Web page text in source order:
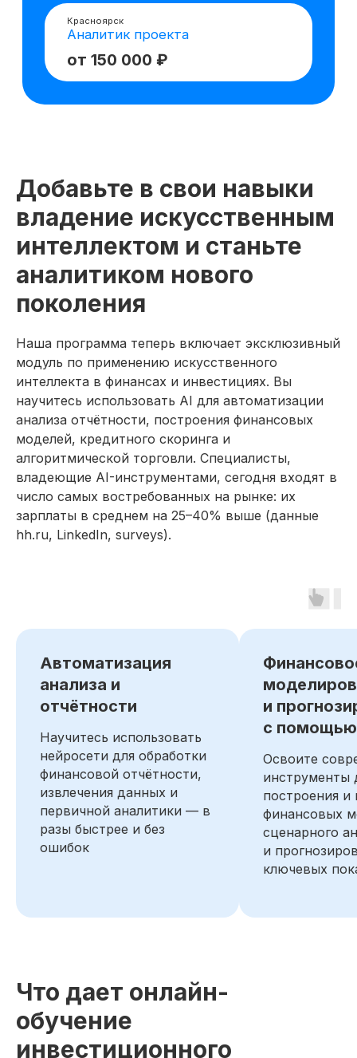
Добавьте в свои навыки
владение искусственным
интеллектом и станьте
аналитиком нового
поколения
Наша программа теперь включает эксклюзивный
модуль по применению искусственного
интеллекта в финансах и инвестициях. Вы
научитесь использовать AI для автоматизации
анализа отчётности, построения финансовых
моделей, кредитного скоринга и
алгоритмической торговли. Специалисты,
владеющие AI-инструментами, сегодня входят в
число самых востребованных на рынке: их
зарплаты в среднем на 25–40% выше (данные
hh.ru, LinkedIn, surveys).
Автоматизация
анализа и
отчётности
Научитесь использовать
нейросети для обработки
финансовой отчётности,
извлечения данных и
первичной аналитики — в
разы быстрее и без
ошибок
и
с
Освоите
инструменты
построения и
финансовых
сценарного
и
ключевых
Что дает онлайн-
обучение
инвестиционного
инвестиционных проектов
Резюме
Инвестиционного
аналитика
Продвинутое финансовое
моделирование в Excel®
Проведение финансового анализа
Оценка стоимости бизнеса и
ценных бумаг
инвестициями
Анализ управленческой отчётности
Подготовил интерактивную
информационную панель
показателей (NPV*, IRR*, Payback
Технические инструменты.